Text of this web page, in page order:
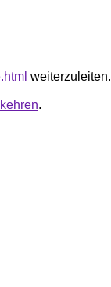
weiterzuleiten.
.